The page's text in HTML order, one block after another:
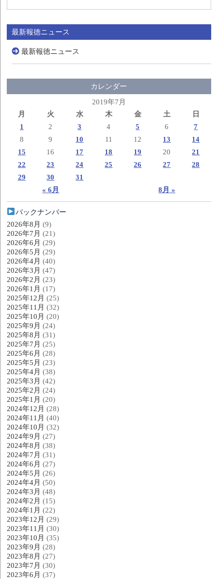
最新報徳ニュース
最新報徳ニュース
カレンダー
2019年7月
月
火 水 木 金 土 日
« 6月 8月 »
1 2 3 4 5 6
7
8
9 10 11 12 13
14
15
16 17 18 19 20
21
22
23 24 25 26 27
28
29
30 31
バックナンバー
2026年8月 (9)
2026年7月 (21)
2026年6月 (29)
2026年5月 (29)
2026年4月 (40)
2026年3月 (47)
2026年2月 (23)
2026年1月 (17)
2025年12月 (25)
2025年11月 (32)
2025年10月 (20)
2025年9月 (24)
2025年8月 (31)
2025年7月 (25)
2025年6月 (28)
2025年5月 (23)
2025年4月 (38)
2025年3月 (42)
2025年2月 (24)
2025年1月 (20)
2024年12月 (28)
2024年11月 (40)
2024年10月 (32)
2024年9月 (27)
2024年8月 (38)
2024年7月 (31)
2024年6月 (27)
2024年5月 (26)
2024年4月 (50)
2024年3月 (48)
2024年2月 (15)
2024年1月 (22)
2023年12月 (29)
2023年11月 (30)
2023年10月 (35)
2023年9月 (28)
2023年8月 (27)
2023年7月 (30)
2023年6月 (37)